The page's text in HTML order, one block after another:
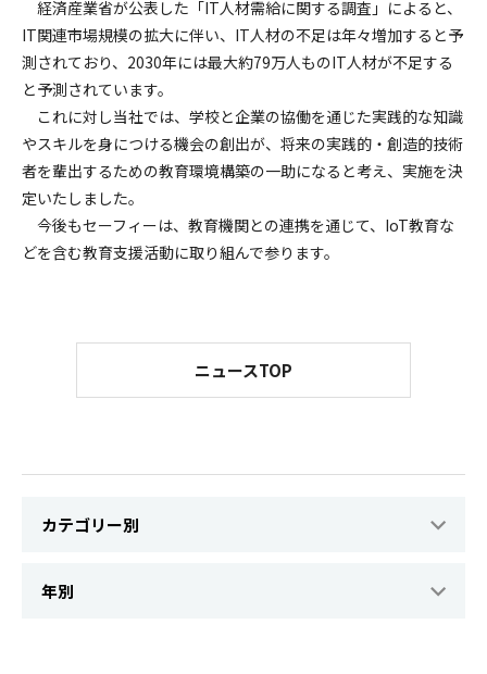
経済産業省が公表した「IT人材需給に関する調査」によると、
IT関連市場規模の拡大に伴い、IT人材の不足は年々増加すると予
測されており、2030年には最大約79万人ものIT人材が不足する
と予測されています。
これに対し当社では、学校と企業の協働を通じた実践的な知識
やスキルを身につける機会の創出が、将来の実践的・創造的技術
者を輩出するための教育環境構築の一助になると考え、実施を決
定いたしました。
今後もセーフィーは、教育機関との連携を通じて、IoT教育な
どを含む教育支援活動に取り組んで参ります。
ニュースTOP